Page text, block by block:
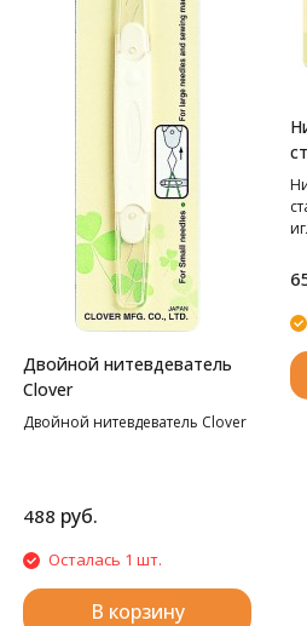
Двойной нитевдеватель
Clover
Двойной нитевдеватель Clover
488 руб.
Осталась 1 шт.
В корзину